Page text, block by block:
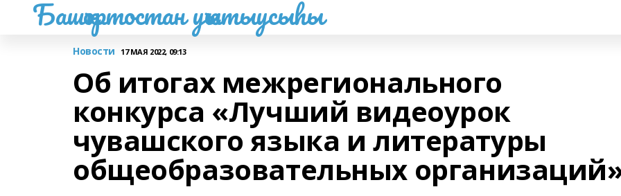
Башҡортостан уҡытыусыһы
Новости 17 МАЯ 2022, 09:13
Об итогах межрегионального
конкурса «Лучший видеоурок
чувашского языка и литературы
общеобразовательных